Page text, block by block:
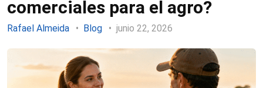
comerciales para el agro?
Rafael Almeida Blog junio 22, 2026